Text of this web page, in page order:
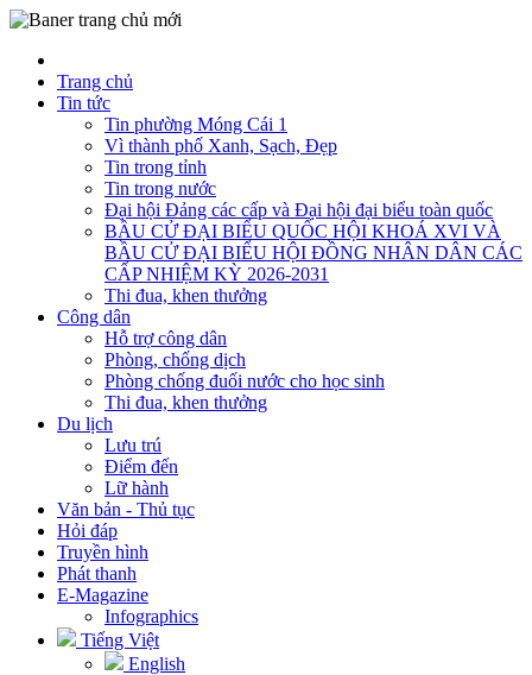
Trang chủ
Tin tức
Tin phường Móng Cái 1
Vì thành phố Xanh, Sạch, Đẹp
Tin trong tỉnh
Tin trong nước
Đại hội Đảng các cấp và Đại hội đại biểu toàn quốc
BẦU CỬ ĐẠI BIỂU QUỐC HỘI KHOÁ XVI VÀ
BẦU CỬ ĐẠI BIỂU HỘI ĐỒNG NHÂN DÂN CÁC
CẤP NHIỆM KỲ 2026-2031
Thi đua, khen thưởng
Công dân
Hỗ trợ công dân
Phòng, chống dịch
Phòng chống đuối nước cho học sinh
Thi đua, khen thưởng
Du lịch
Lưu trú
Điểm đến
Lữ hành
Văn bản - Thủ tục
Hỏi đáp
Truyền hình
Phát thanh
E-Magazine
Infographics
Tiếng Việt
English